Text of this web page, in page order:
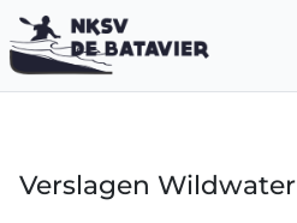
Verslagen Wildwater